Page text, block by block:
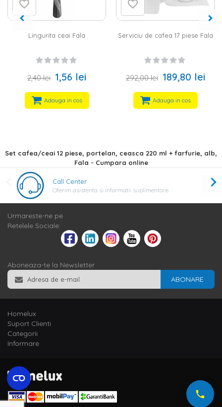
Lingurita ceai Fala
2,40 lei 1,56 lei
Adauga in cos
Serviciu de cafea 17 piese Fala
292,00 lei 189,80 lei
Adauga in cos
Set cafea/ceai 12 piese, portelan, ceasca 220 ml + farfurie, alb,
Fala - Cumpara online
Call Center
Oferim asistenta si informatii suplimentare
Urmareste-ne pe
Retelele Sociale:
Aboneaza-te la Newsletter
ABONARE
Homelux
Suport Clienti
Categorii
Informare